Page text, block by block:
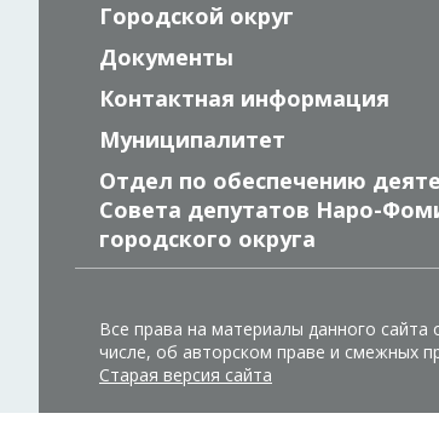
Городской округ
Документы
Контактная информация
Муниципалитет
Отдел по обеспечению
Совета депутатов Наро-
городского округа
Все права на материалы данного
числе, об авторском праве и смежных
Старая версия сайта